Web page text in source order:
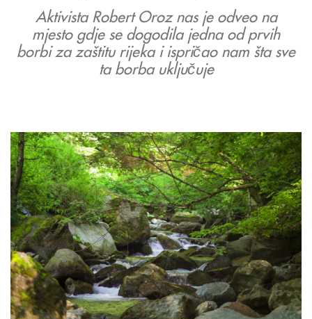
Aktivista Robert Oroz nas je odveo na
mjesto gdje se dogodila jedna od prvih
borbi za zaštitu rijeka i ispričao nam šta sve
ta borba uključuje